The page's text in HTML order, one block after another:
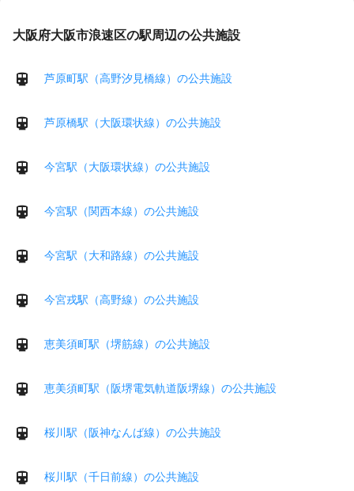
大阪府大阪市浪速区の駅周辺の公共施設
芦原町駅（高野汐見橋線）の公共施設
芦原橋駅（大阪環状線）の公共施設
今宮駅（大阪環状線）の公共施設
今宮駅（関西本線）の公共施設
今宮駅（大和路線）の公共施設
今宮戎駅（高野線）の公共施設
恵美須町駅（堺筋線）の公共施設
恵美須町駅（阪堺電気軌道阪堺線）の公共施設
桜川駅（阪神なんば線）の公共施設
桜川駅（千日前線）の公共施設